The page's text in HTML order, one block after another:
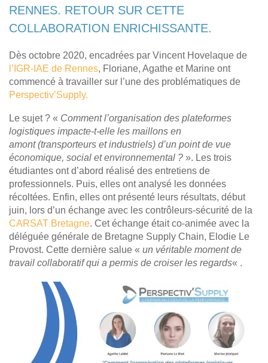
RENNES. RETOUR SUR CETTE
COLLABORATION ENRICHISSANTE.
Dès octobre 2020, encadrées par Vincent Hovelaque de
l’IGR-IAE de Rennes, Floriane, Agathe et Marine ont
commencé à travailler sur l’une des problématiques de
Perspectiv’Supply.
Le sujet ? « Comment l’organisation des plateformes
logistiques impacte-t-elle les maillons en
amont (transporteurs et industriels) d’un point de vue
économique, social et environnemental ? ». Les trois
étudiantes ont d’abord réalisé des entretiens de
professionnels. Puis, elles ont analysé les données
récoltées. Enfin, elles ont présenté leurs résultats, début
juin, lors d’un échange avec les contrôleurs-sécurité de la
CARSAT Bretagne. Cet échange était co-animée avec la
déléguée générale de Bretagne Supply Chain, Elodie Le
Provost. Cette dernière salue « un véritable moment de
travail collaboratif qui a permis de croiser les regards« .